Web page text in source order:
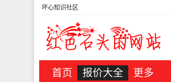
坏心知识社区
首页 报价大全 更多